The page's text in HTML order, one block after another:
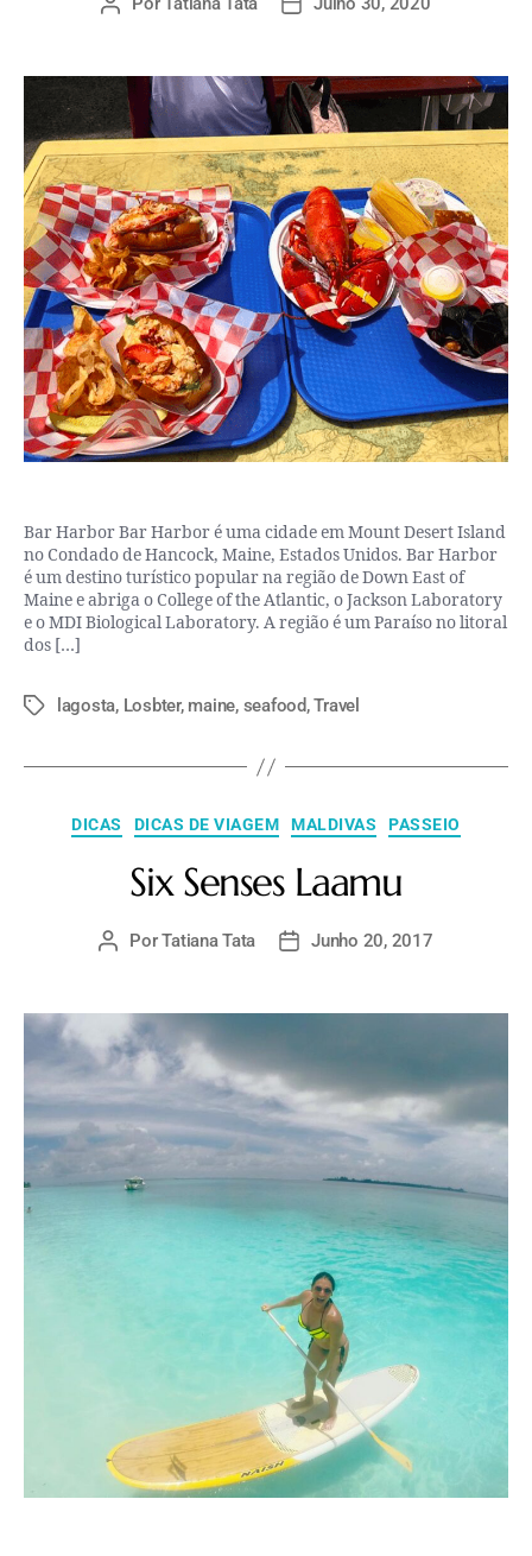
Bar Harbor Bar Harbor é uma cidade em Mount Desert Island
no Condado de Hancock, Maine, Estados Unidos. Bar Harbor
é um destino turístico popular na região de Down East of
Maine e abriga o College of the Atlantic, o Jackson Laboratory
e o MDI Biological Laboratory. A região é um Paraíso no litoral
dos […]
lagosta, Losbter, maine, seafood,Travel
DICAS DICAS DE VIAGEM MALDIVAS PASSEIO
Six Senses Laamu
PorTatiana Tata Junho 20, 2017